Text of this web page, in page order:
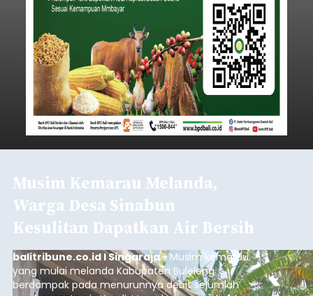
Musim Kemarau Melanda,
Warga Desa Sinabun
Kesulitan Dapatkan Air Bersih
balitribune.co.id I Singaraja -Musim kemarau
yang mulai melanda Kabupaten Buleleng
berdampak pada menurunnya debit sejumlah